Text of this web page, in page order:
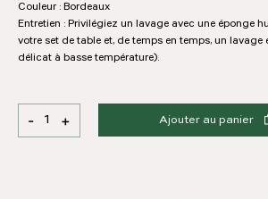
Couleur : Bordeaux
Entretien : Privilégiez un lavage avec une éponge
votre set de table et, de temps en temps, un
délicat à basse température).
-
quantité
+ Ajouter au panier